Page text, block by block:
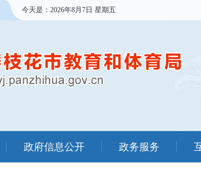
今天是： 2026年8月7日 星期五
政府信息公开 政务服务